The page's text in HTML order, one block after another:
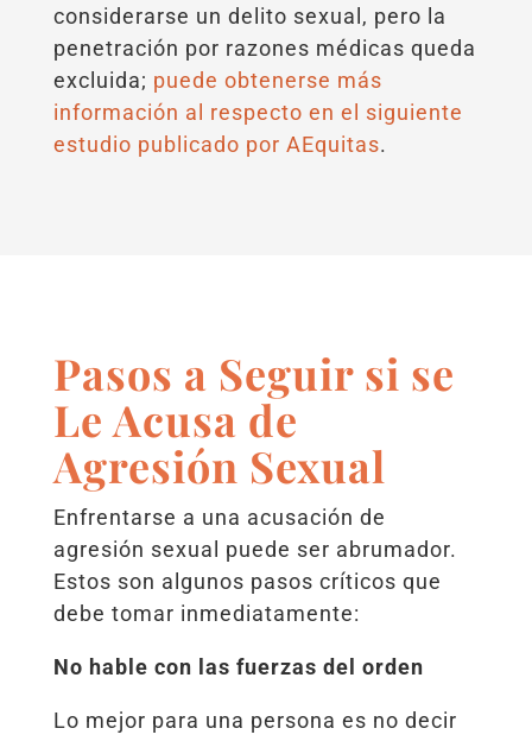
considerarse un delito sexual, pero la
penetración por razones médicas queda
excluida; puede obtenerse más
información al respecto en el siguiente
estudio publicado por AEquitas.
Pasos a Seguir si se
Le Acusa de
Agresión Sexual
Enfrentarse a una acusación de
agresión sexual puede ser abrumador.
Estos son algunos pasos críticos que
debe tomar inmediatamente:
No hable con las fuerzas del orden
Lo mejor para una persona es no decir